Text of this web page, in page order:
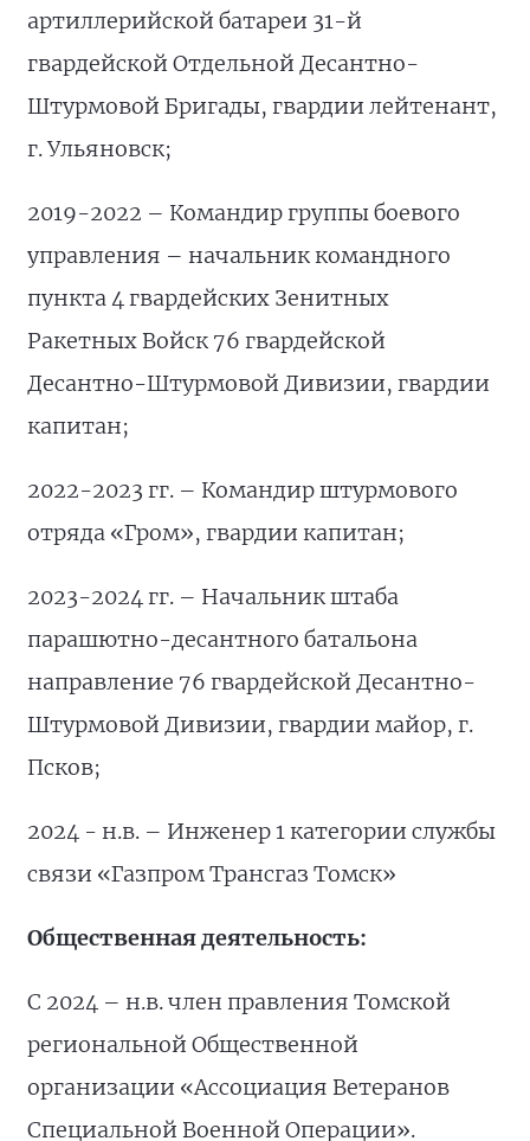
артиллерийской батареи 31-й
гвардейской Отдельной Десантно-
Штурмовой Бригады, гвардии лейтенант,
г. Ульяновск;
2019-2022 – Командир группы боевого
управления – начальник командного
пункта 4 гвардейских Зенитных
Ракетных Войск 76 гвардейской
Десантно-Штурмовой Дивизии, гвардии
капитан;
2022-2023 гг. – Командир штурмового
отряда «Гром», гвардии капитан;
2023-2024 гг. – Начальник штаба
парашютно-десантного батальона
направление 76 гвардейской Десантно-
Штурмовой Дивизии, гвардии майор, г.
Псков;
2024 - н.в. – Инженер 1 категории службы
связи «Газпром Трансгаз Томск»
Общественная деятельность:
С 2024 – н.в. член правления Томской
региональной Общественной
организации «Ассоциация Ветеранов
Специальной Военной Операции».